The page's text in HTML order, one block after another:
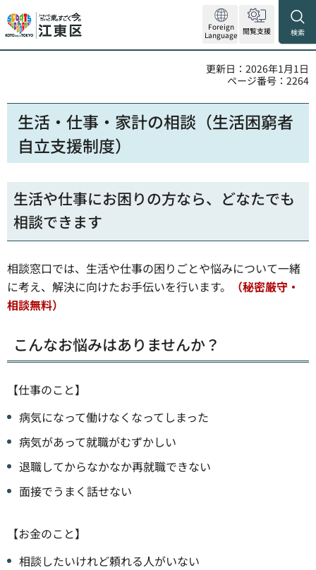
Foreign
Language 閲覧支援 検索
更新日：2026年1月1日
ページ番号：2264
生活・仕事・家計の相談（生活困窮者
自立支援制度）
生活や仕事にお困りの方なら、どなたでも
相談できます
相談窓口では、生活や仕事の困りごとや悩みについて一緒
に考え、解決に向けたお手伝いを行います。
（秘密厳守・
相談無料）
こんなお悩みはありませんか？
【仕事のこと】
病気になって働けなくなってしまった
病気があって就職がむずかしい
退職してからなかなか再就職できない
面接でうまく話せない
【お金のこと】
相談したいけれど頼れる人がいない